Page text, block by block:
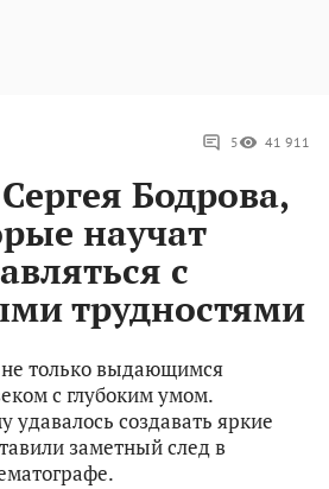
5 41 911
Бодрова,
научат
с
трудностями
только выдающимся
с глубоким умом.
удавалось создавать яркие
заметный след в